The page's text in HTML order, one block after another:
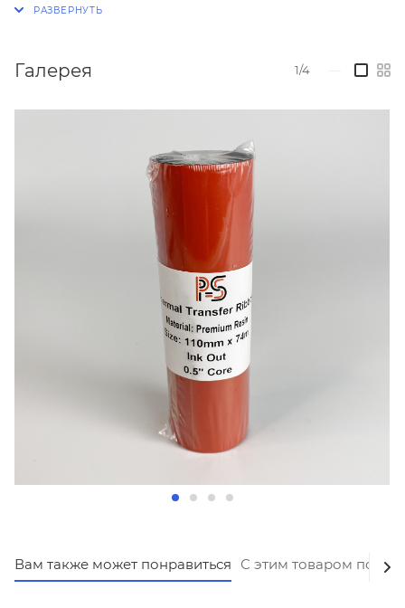
Длина: 74 м
Галерея 1/4
Вам также может понравиться С этим товаром